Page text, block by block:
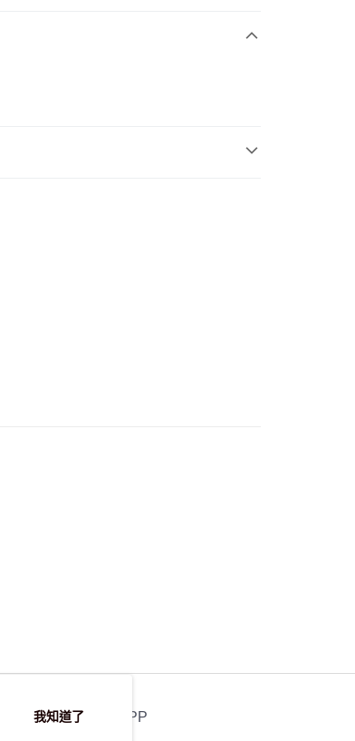
官方APP
我知道了